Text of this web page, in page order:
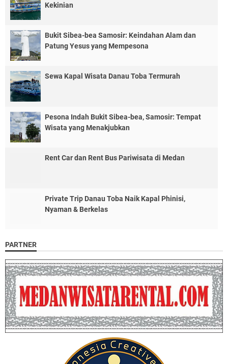
Kekinian
Bukit Sibea-bea Samosir: Keindahan Alam dan
Patung Yesus yang Mempesona
Sewa Kapal Wisata Danau Toba Termurah
Pesona Indah Bukit Sibea-bea, Samosir: Tempat
Wisata yang Menakjubkan
Rent Car dan Rent Bus Pariwisata di Medan
Private Trip Danau Toba Naik Kapal Phinisi,
Nyaman & Berkelas
PARTNER